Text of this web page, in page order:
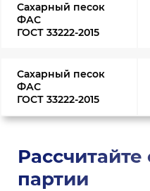
Сахарный песок
ФАС
ГОСТ 33222-2015
Сахарный песок
ФАС
ГОСТ 33222-2015
Рассчитайте
партии